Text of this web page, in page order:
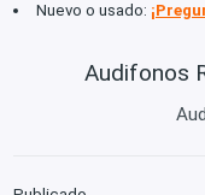
Nuevo o usado:
Audifonos